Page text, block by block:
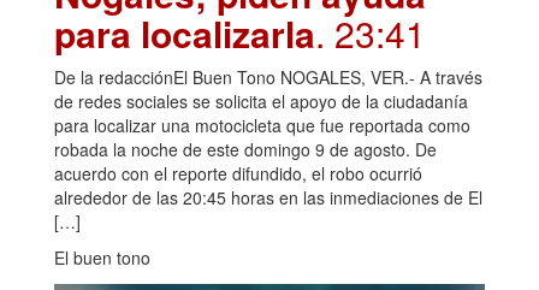
para localizarla. 23:41
De la redacciónEl Buen Tono NOGALES, VER.- A través
de redes sociales se solicita el apoyo de la ciudadanía
para localizar una motocicleta que fue reportada como
robada la noche de este domingo 9 de agosto. De
acuerdo con el reporte difundido, el robo ocurrió
alrededor de las 20:45 horas en las inmediaciones de El
[…]
El buen tono